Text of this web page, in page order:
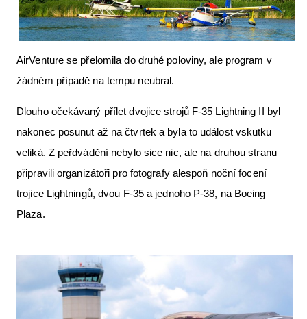
AirVenture se přelomila do druhé poloviny, ale program v
žádném případě na tempu neubral.
Dlouho očekávaný přílet dvojice strojů F-35 Lightning II byl
nakonec posunut až na čtvrtek a byla to událost vskutku
veliká. Z peřdvádění nebylo sice nic, ale na druhou stranu
připravili organizátoři pro fotografy alespoň noční focení
trojice Lightningů, dvou F-35 a jednoho P-38, na Boeing
Plaza.
Letecká videa
Aktuální FR + archiv
Letecká muzea
VFR Communication app
The SAFE Guide app
Inzerujte s námi
E-SHOP